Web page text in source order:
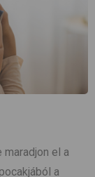
el a
a